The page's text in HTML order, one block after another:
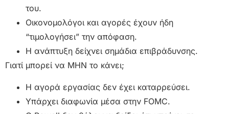
του.
Οικονομολόγοι και αγορές έχουν ήδη
“τιμολογήσει” την απόφαση.
Η ανάπτυξη δείχνει σημάδια επιβράδυνσης.
Γιατί μπορεί να ΜΗΝ το κάνει;
Η αγορά εργασίας δεν έχει καταρρεύσει.
Υπάρχει διαφωνία μέσα στην FOMC.